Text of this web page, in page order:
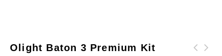
Olight Baton 3 Premium Kit